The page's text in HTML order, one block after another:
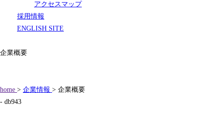
アクセスマップ
採用情報
ENGLISH SITE
企業概要
home > 企業情報 > 企業概要
- db943